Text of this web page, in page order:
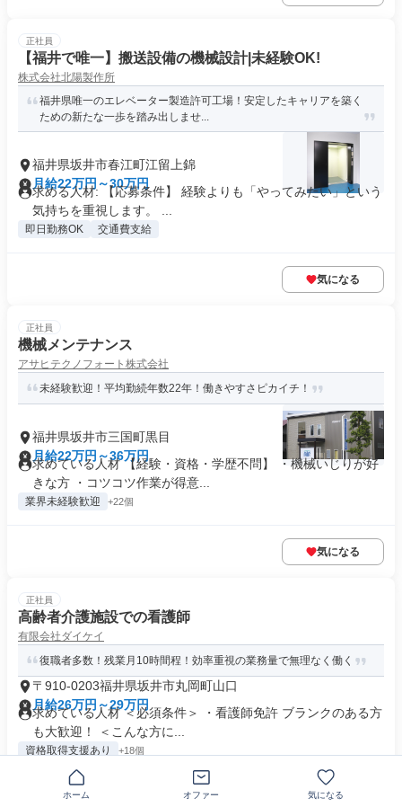
正社員
【福井で唯一】搬送設備の機械設計|未経験OK!
株式会社北陽製作所
福井県唯一のエレベーター製造許可工場！安定したキャリアを築く
ための新たな一歩を踏み出しませ...
福井県坂井市春江町江留上錦
月給22万円～30万円
求める人材: 【応募条件】 経験よりも「やってみたい」という
気持ちを重視します。 ...
即日勤務OK 交通費支給
気になる
正社員
機械メンテナンス
アサヒテクノフォート株式会社
未経験歓迎！平均勤続年数22年！働きやすさピカイチ！
福井県坂井市三国町黒目
月給22万円～36万円
求めている人材 【経験・資格・学歴不問】 ・機械いじりが好
きな方 ・コツコツ作業が得意...
業界未経験歓迎 +22個
気になる
正社員
高齢者介護施設での看護師
有限会社ダイケイ
復職者多数！残業月10時間程！効率重視の業務量で無理なく働く
〒910-0203福井県坂井市丸岡町山口
月給26万円～29万円
求めている人材 ＜必須条件＞ ・看護師免許 ブランクのある方
も大歓迎！ ＜こんな方に...
資格取得支援あり +18個
気になる
ホーム オファー 気になる